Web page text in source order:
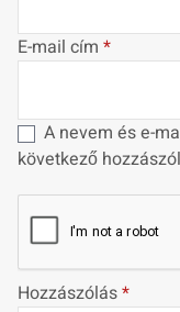
E-mail cím *
A nevem és e-
következő
Hozzászólás*